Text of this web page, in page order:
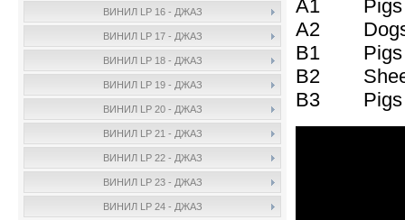
ВИНИЛ LP 16 - ДЖАЗ
ВИНИЛ LP 17 - ДЖАЗ
ВИНИЛ LP 18 - ДЖАЗ
ВИНИЛ LP 19 - ДЖАЗ
ВИНИЛ LP 20 - ДЖАЗ
ВИНИЛ LP 21 - ДЖАЗ
ВИНИЛ LP 22 - ДЖАЗ
ВИНИЛ LP 23 - ДЖАЗ
ВИНИЛ LP 24 - ДЖАЗ
A1 Pigs
A2 Dogs
B1 Pigs
B2
B3 Pigs